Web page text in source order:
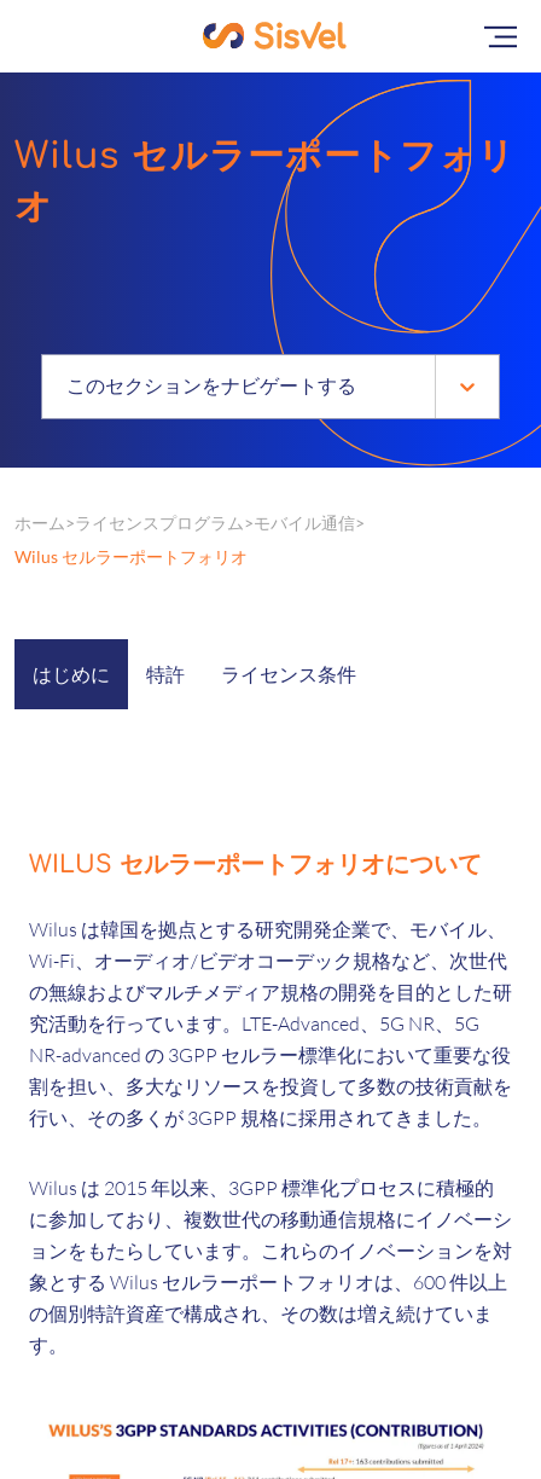
Wilus セルラーポートフォリ
オ
このセクションをナビゲートする
ホーム ライセンスプログラム
モバイル通信
Wilus セルラーポートフォリオ
はじめに 特許 ライセンス条件
WILUS セルラーポートフォリオについて
Wilus は韓国を拠点とする研究開発企業で、モバイル、
Wi-Fi、オーディオ/ビデオコーデック規格など、次世代
の無線およびマルチメディア規格の開発を目的とした研
究活動を行っています。LTE-Advanced、5G NR、5G
NR-advanced の 3GPP セルラー標準化において重要な役
割を担い、多大なリソースを投資して多数の技術貢献を
行い、その多くが 3GPP 規格に採用されてきました。
Wilus は 2015 年以来、3GPP 標準化プロセスに積極的
に参加しており、複数世代の移動通信規格にイノベーシ
ョンをもたらしています。これらのイノベーションを対
象とする Wilus セルラーポートフォリオは、600 件以上
の個別特許資産で構成され、その数は増え続けていま
す。